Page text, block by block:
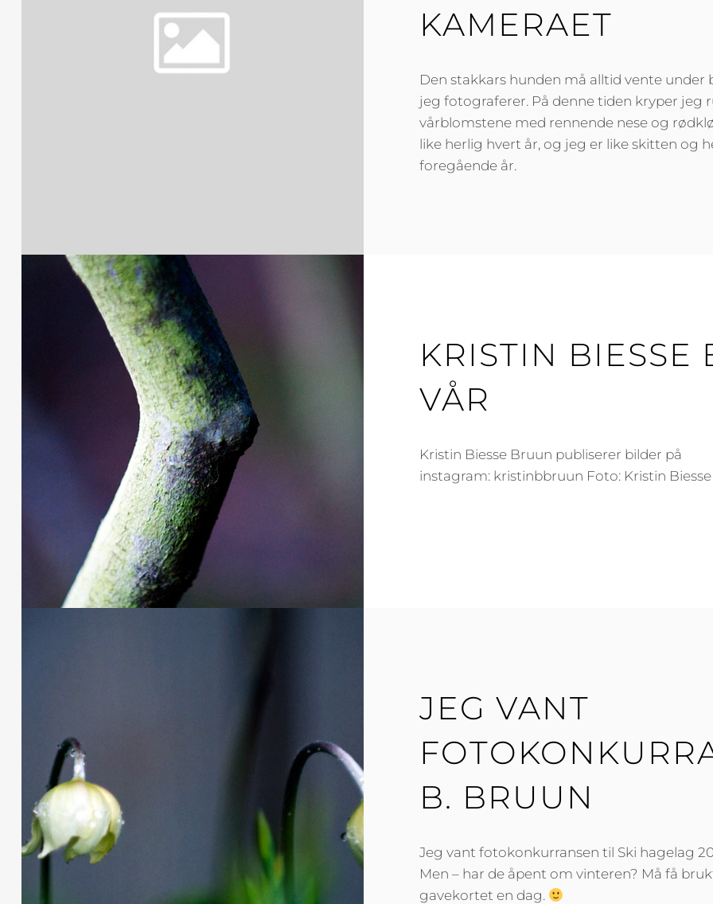
KAMERAET
Den stakkars hunden må alltid vente under
jeg fotograferer. På denne tiden kryper jeg
vårblomstene med rennende nese og
like herlig hvert år, og jeg er like skitten og
foregående år.
KRISTIN BIESSE
VÅR
Kristin Biesse Bruun publiserer bilder på
instagram: kristinbbruun Foto: Kristin
JEG VANT
B. BRUUN
Jeg vant fotokonkurransen til Ski hagelag
Men – har de åpent om vinteren? Må få
gavekortet en dag.